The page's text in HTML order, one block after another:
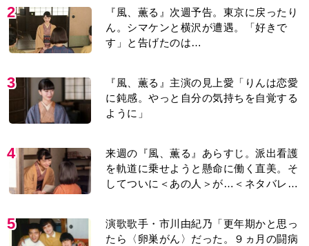
2
『風、薫る』次週予告。東京に戻ったり
ん。シマケンと横沢が遭遇。「好きで
す」と告げたのは…
3
『風、薫る』主演の見上愛「りんは恋愛
に鈍感。やっと自分の気持ちを自覚する
ように」
4
来週の『風、薫る』あらすじ。派出看護
を軌道に乗せようと懸命に働く直美。そ
してついに＜あの人＞が…＜ネタバレあ
5
演歌歌手・市川由紀乃「更年期かと思っ
たら〈卵巣がん〉だった。９ヵ月の闘病